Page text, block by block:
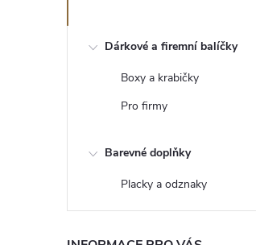
Dárkové a firemní balíčky
Boxy a krabičky
Pro firmy
Barevné doplňky
Placky a odznaky
stojánek na vajíčko